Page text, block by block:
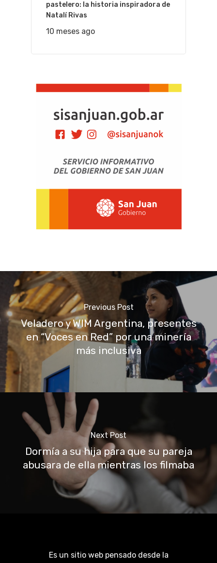
pastelero: la historia inspiradora de
Natalí Rivas
10 meses ago
Previous Post
Veladero y WIM Argentina, presentes
en “Voces en Red” por una minería
más inclusiva
Next Post
Dormía a su hija para que su pareja
abusara de ella mientras los filmaba
Es un sitio web pensado desde la